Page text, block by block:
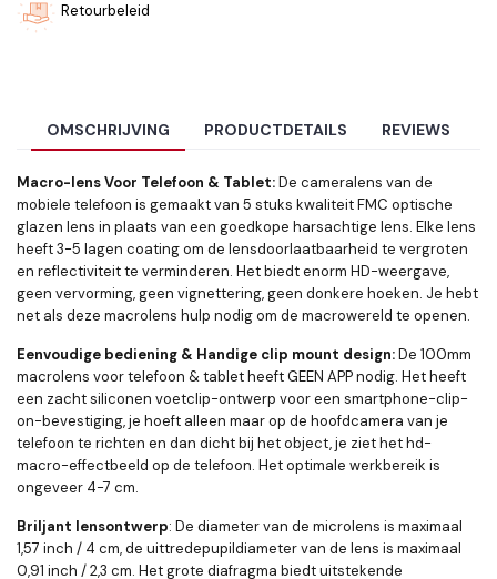
Retourbeleid
OMSCHRIJVING PRODUCTDETAILS REVIEWS
Macro-lens Voor Telefoon & Tablet:De cameralens van de
mobiele telefoon is gemaakt van 5 stuks kwaliteit FMC optische
glazen lens in plaats van een goedkope harsachtige lens. Elke lens
heeft 3-5 lagen coating om de lensdoorlaatbaarheid te vergroten
en reflectiviteit te verminderen. Het biedt enorm HD-weergave,
geen vervorming, geen vignettering, geen donkere hoeken. Je hebt
net als deze macrolens hulp nodig om de macrowereld te openen.
Eenvoudige bediening & Handige clip mount design:De 100mm
macrolens voor telefoon & tablet heeft GEEN APP nodig. Het heeft
een zacht siliconen voetclip-ontwerp voor een smartphone-clip-
on-bevestiging, je hoeft alleen maar op de hoofdcamera van je
telefoon te richten en dan dicht bij het object, je ziet het hd-
macro-effectbeeld op de telefoon. Het optimale werkbereik is
ongeveer 4-7 cm.
Briljant lensontwerp: De diameter van de microlens is maximaal
1,57 inch / 4 cm, de uittredepupildiameter van de lens is maximaal
0,91 inch / 2,3 cm. Het grote diafragma biedt uitstekende